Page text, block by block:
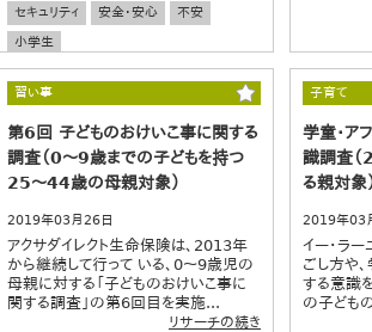
セキュリティ
安全・安心
不安
小学生
習い事
第6回 子どものおけいこ事に関する
調査（0～9歳までの子どもを持つ
25～44歳の母親対象）
2019年03月26日
アクサダイレクト生命保険は、2013年
から継続して行って いる、0～9歳児の
母親に対する「子どものおけいこ事に
関する調査」の第6回目を実施...
リサーチの続き
子育て
学童・ア
識調査
る親対象
2019年03
イー・ラ
ごし方や
する意識
の子ども